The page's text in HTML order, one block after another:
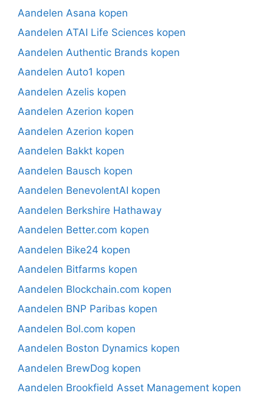
Aandelen Asana kopen
Aandelen ATAI Life Sciences kopen
Aandelen Authentic Brands kopen
Aandelen Auto1 kopen
Aandelen Azelis kopen
Aandelen Azerion kopen
Aandelen Azerion kopen
Aandelen Bakkt kopen
Aandelen Bausch kopen
Aandelen BenevolentAI kopen
Aandelen Berkshire Hathaway
Aandelen Better.com kopen
Aandelen Bike24 kopen
Aandelen Bitfarms kopen
Aandelen Blockchain.com kopen
Aandelen BNP Paribas kopen
Aandelen Bol.com kopen
Aandelen Boston Dynamics kopen
Aandelen BrewDog kopen
Aandelen Brookfield Asset Management kopen